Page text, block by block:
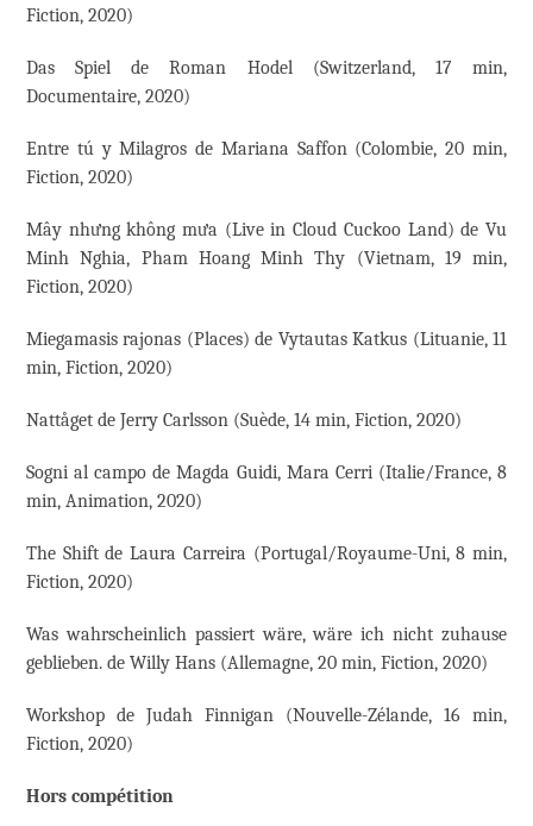
Fiction, 2020)
Das Spiel de Roman Hodel (Switzerland, 17 min,
Documentaire, 2020)
Entre tú y Milagros de Mariana Saffon (Colombie, 20 min,
Fiction, 2020)
Mây nhưng không mưa (Live in Cloud Cuckoo Land) de Vu
Minh Nghia, Pham Hoang Minh Thy (Vietnam, 19 min,
Fiction, 2020)
Miegamasis rajonas (Places) de Vytautas Katkus (Lituanie, 11
min, Fiction, 2020)
Nattåget de Jerry Carlsson (Suède, 14 min, Fiction, 2020)
Sogni al campo de Magda Guidi, Mara Cerri (Italie/France, 8
min, Animation, 2020)
The Shift de Laura Carreira (Portugal/Royaume-Uni, 8 min,
Fiction, 2020)
Was wahrscheinlich passiert wäre, wäre ich nicht zuhause
geblieben. de Willy Hans (Allemagne, 20 min, Fiction, 2020)
Workshop de Judah Finnigan (Nouvelle-Zélande, 16 min,
Fiction, 2020)
Hors compétition